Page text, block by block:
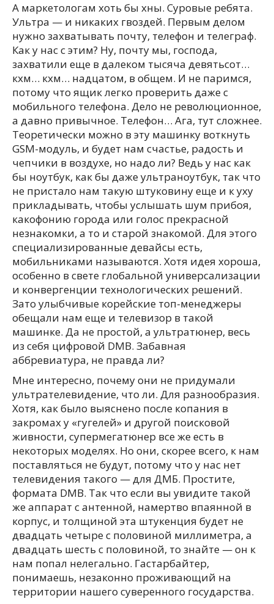
А маркетологам хоть бы хны. Суровые ребята.
Ультра — и никаких гвоздей. Первым делом
нужно захватывать почту, телефон и телеграф.
Как у нас с этим? Ну, почту мы, господа,
захватили еще в далеком тысяча девятьсот…
кхм… кхм… надцатом, в общем. И не паримся,
потому что ящик легко проверить даже с
мобильного телефона. Дело не революционное,
а давно привычное. Телефон… Ага, тут сложнее.
Теоретически можно в эту машинку воткнуть
GSM-модуль, и будет нам счастье, радость и
чепчики в воздухе, но надо ли? Ведь у нас как
бы ноутбук, как бы даже ультраноутбук, так что
не пристало нам такую штуковину еще и к уху
прикладывать, чтобы услышать шум прибоя,
какофонию города или голос прекрасной
незнакомки, а то и старой знакомой. Для этого
специализированные девайсы есть,
мобильниками называются. Хотя идея хороша,
особенно в свете глобальной универсализации
и конвергенции технологических решений.
Зато улыбчивые корейские топ-менеджеры
обещали нам еще и телевизор в такой
машинке. Да не простой, а ультратюнер, весь
из себя цифровой DMB. Забавная
аббревиатура, не правда ли?
Мне интересно, почему они не придумали
ультрателевидение, что ли. Для разнообразия.
Хотя, как было выяснено после копания в
закромах у «гугелей» и другой поисковой
живности, супермегатюнер все же есть в
некоторых моделях. Но они, скорее всего, к нам
поставляться не будут, потому что у нас нет
телевидения такого — для ДМБ. Простите,
формата DMB. Так что если вы увидите такой
же аппарат с антенной, намертво впаянной в
корпус, и толщиной эта штукенция будет не
двадцать четыре с половиной миллиметра, а
двадцать шесть с половиной, то знайте — он к
нам попал нелегально. Гастарбайтер,
понимаешь, незаконно проживающий на
территории нашего суверенного государства.